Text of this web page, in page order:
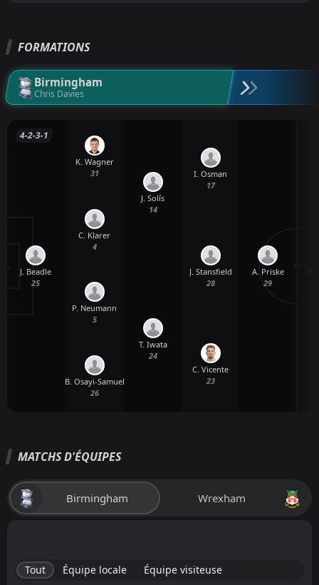
FORMATIONS
Birmingham
Chris Davies
4-2-3-1
J. Beadle
25
B. Osayi-Samuel
26
P. Neumann
5
C. Klarer
4
K. Wagner
31
T. Iwata
24
J. Solís
14
C. Vicente
23
J. Stansfield
28
I. Osman
17
A. Priske
29
MATCHS D'ÉQUIPES
Birmingham Wrexham
Tout Équipe locale Équipe visiteuse